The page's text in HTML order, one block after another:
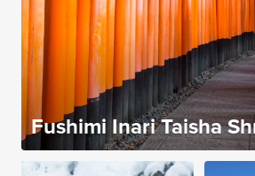
Fushimi Inari Taisha